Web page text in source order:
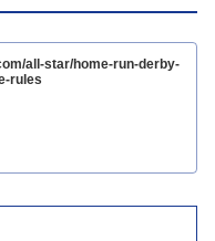
all-star/home-run-derby-
rules